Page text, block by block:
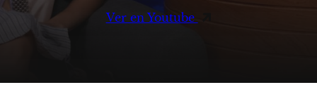
Ver en Youtube